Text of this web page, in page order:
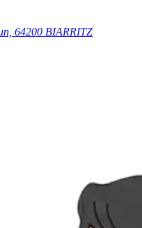
64200 BIARRITZ